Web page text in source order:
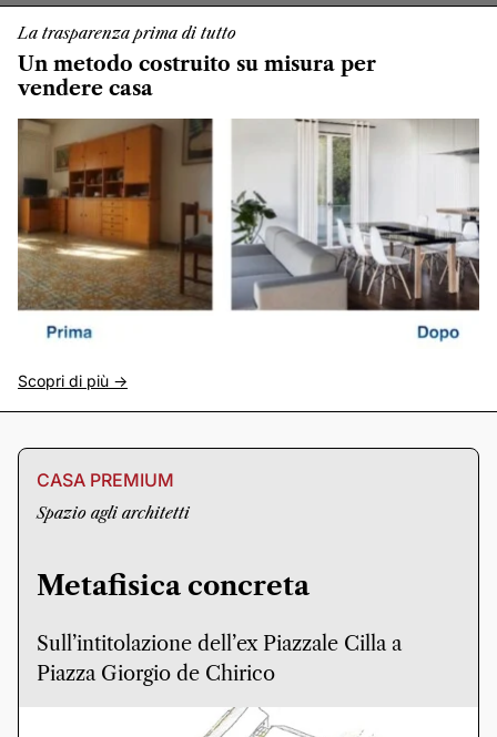
La trasparenza prima di tutto
Un metodo costruito su misura per
vendere casa
Scopri di più ->
CASA PREMIUM
Spazio agli architetti
Metafisica concreta
Sull’intitolazione dell’ex Piazzale Cilla a
Piazza Giorgio de Chirico